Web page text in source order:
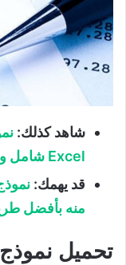
شاهد كذلك:
Excel شامل
قد يهمك:
منه بأفضل
تحميل نموذج